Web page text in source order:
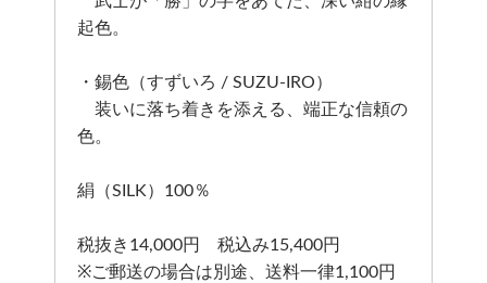
起色。
・錫色（すずいろ / SUZU-IRO）
装いに落ち着きを添える、端正な信頼の
色。
絹（SILK）100％
税抜き14,000円 税込み15,400円
※ご郵送の場合は別途、送料一律1,100円